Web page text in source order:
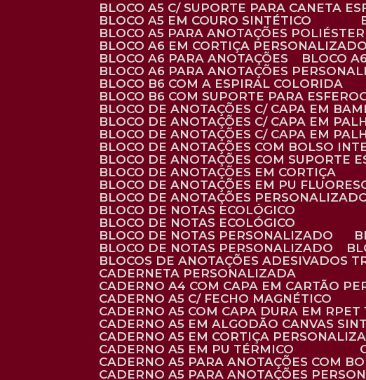
BLOCO A5 C/ SUPORTE PARA CANETA
BLOCO A5 EM COURO SINTÉTICO
BLOCO A5 PARA ANOTAÇÕES POLIÉSTER
BLOCO A6 EM CORTIÇA PERSONALIZADO
BLOCO A6 PARA ANOTAÇÕES
BLOCO
BLOCO A6 PARA ANOTAÇÕES
BLOCO B6 COM A ESPIRAL COLORIDA
BLOCO B6 COM SUPORTE PARA
BLOCO DE ANOTAÇÕES C/ CAPA EM
BLOCO DE ANOTAÇÕES C/ CAPA EM
BLOCO DE ANOTAÇÕES C/ CAPA EM
BLOCO DE ANOTAÇÕES COM BOLSO
BLOCO DE ANOTAÇÕES COM SUPORTE
BLOCO DE ANOTAÇÕES EM CORTIÇA
BLOCO DE ANOTAÇÕES EM PU
BLOCO DE ANOTAÇÕES
BLOCO DE NOTAS ECOLÓGICO
BLOCO DE NOTAS ECOLÓGICO
BLOCO DE NOTAS PERSONALIZADO
BLOCO DE NOTAS PERSONALIZADO
BLOCOS DE ANOTAÇÕES ADESIVADOS
CADERNETA PERSONALIZADA
CADERNO A4 COM CAPA EM CARTÃO
CADERNO A5 C/ FECHO MAGNÉTICO
CADERNO A5 COM CAPA DURA EM RPET
CADERNO A5 EM ALGODÃO CANVAS
CADERNO A5 EM CORTIÇA
CADERNO A5 EM PU TÉRMICO
CADERNO A5 PARA ANOTAÇÕES COM
CADERNO A5 PARA ANOTAÇÕES